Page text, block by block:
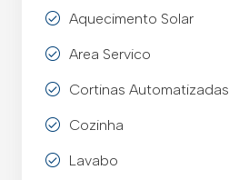
Aquecimento Solar
Area Servico
Cortinas Automatizadas
Cozinha
Lavabo